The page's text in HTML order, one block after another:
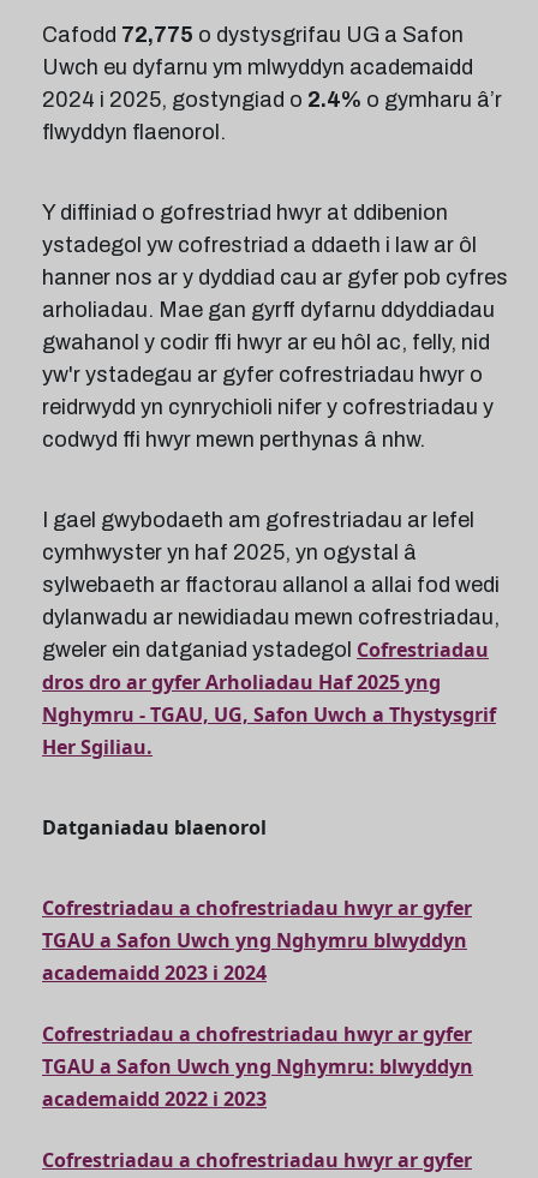
Cafodd 72,775 o dystysgrifau UG a Safon
Uwch eu dyfarnu ym mlwyddyn academaidd
2024 i 2025, gostyngiad o 2.4% o gymharu â’r
flwyddyn flaenorol.
Y diffiniad o gofrestriad hwyr at ddibenion
ystadegol yw cofrestriad a ddaeth i law ar ôl
hanner nos ar y dyddiad cau ar gyfer pob cyfres
arholiadau. Mae gan gyrff dyfarnu ddyddiadau
gwahanol y codir ffi hwyr ar eu hôl ac, felly, nid
yw'r ystadegau ar gyfer cofrestriadau hwyr o
reidrwydd yn cynrychioli nifer y cofrestriadau y
codwyd ffi hwyr mewn perthynas â nhw.
I gael gwybodaeth am gofrestriadau ar lefel
cymhwyster yn haf 2025, yn ogystal â
sylwebaeth ar ffactorau allanol a allai fod wedi
dylanwadu ar newidiadau mewn cofrestriadau,
gweler ein datganiad ystadegol Cofrestriadau
dros dro ar gyfer Arholiadau Haf 2025 yng
Nghymru - TGAU, UG, Safon Uwch a Thystysgrif
Her Sgiliau.
Datganiadau blaenorol
Cofrestriadau a chofrestriadau hwyr ar gyfer
TGAU a Safon Uwch yng Nghymru blwyddyn
academaidd 2023 i 2024
Cofrestriadau a chofrestriadau hwyr ar gyfer
TGAU a Safon Uwch yng Nghymru: blwyddyn
academaidd 2022 i 2023
Cofrestriadau a chofrestriadau hwyr ar gyfer